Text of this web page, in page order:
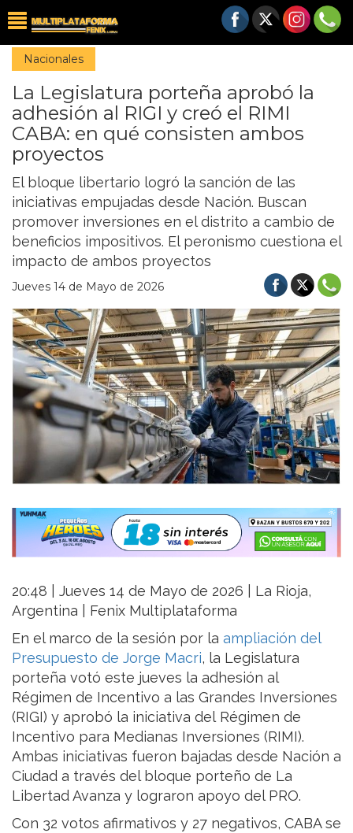
Nacionales
La Legislatura porteña aprobó la
adhesión al RIGI y creó el RIMI
CABA: en qué consisten ambos
proyectos
El bloque libertario logró la sanción de las
iniciativas empujadas desde Nación. Buscan
promover inversiones en el distrito a cambio de
beneficios impositivos. El peronismo cuestiona el
impacto de ambos proyectos
Jueves 14 de Mayo de 2026
20:48 | Jueves 14 de Mayo de 2026 | La Rioja,
Argentina | Fenix Multiplataforma
En el marco de la sesión por la ampliación del
Presupuesto de Jorge Macri, la Legislatura
porteña votó este jueves la adhesión al
Régimen de Incentivo a las Grandes Inversiones
(RIGI) y aprobó la iniciativa del Régimen de
Incentivo para Medianas Inversiones (RIMI).
Ambas iniciativas fueron bajadas desde Nación a
Ciudad a través del bloque porteño de La
Libertad Avanza y lograron apoyo del PRO.
Con 32 votos afirmativos y 27 negativos, CABA se